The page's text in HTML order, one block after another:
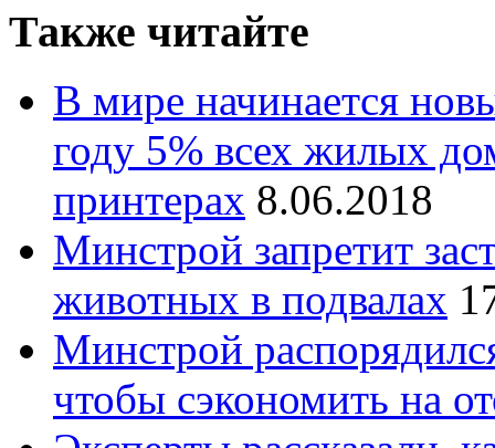
Также читайте
В мире начинается
году 5% всех жилых
принтерах 8.06.2018
Минстрой запретит
животных в подвалах
Минстрой
чтобы сэкономить на